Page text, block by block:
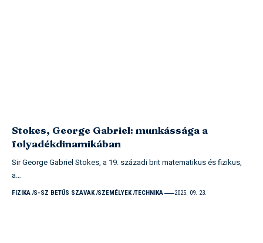
Stokes, George Gabriel: munkássága a
folyadékdinamikában
Sir George Gabriel Stokes, a 19. századi brit matematikus és fizikus,
a…
FIZIKA S-SZ BETŰS SZAVAK SZEMÉLYEK TECHNIKA 2025. 09. 23.